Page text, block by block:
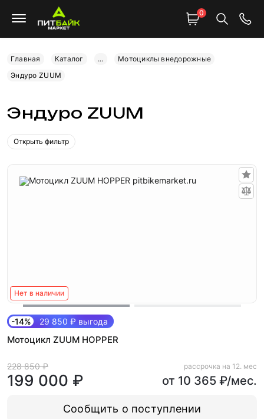
0
Главная Каталог ...
Мотоциклы внедорожные
Эндуро ZUUM
Эндуро ZUUM
Открыть фильтр
Нет в наличии
-14% 29 850 ₽ выгода
Мотоцикл ZUUM HOPPER
228 850 ₽
199 000 ₽
рассрочка на 12. мес
от 10 365 ₽/мес.
Сообщить о поступлении